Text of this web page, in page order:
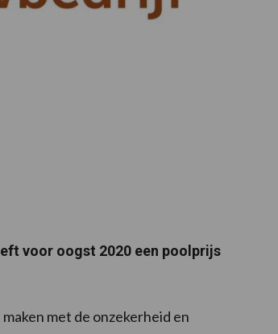
voor oogst 2020 een poolprijs
met de onzekerheid en